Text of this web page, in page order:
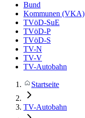
Bund
Kommunen (VKA)
TVöD-SuE
TVöD-P
TVöD-S
TV-N
TV-V
TV-Autobahn
Startseite
TV-Autobahn